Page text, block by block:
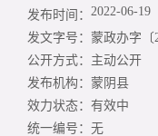
发布时间： 2022-06-19
发文字号： 蒙政办字〔
公开方式： 主动公开
发布机构： 蒙阴县
效力状态： 有效中
统一编号： 无